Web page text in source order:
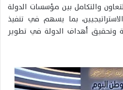
والتكامل بين مؤسسات الدولة
بما يسهم في تنفيذ
وتحقيق أهداف الدولة في تطوير